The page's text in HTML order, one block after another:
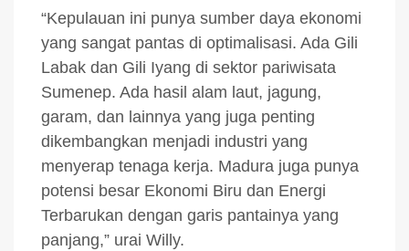
“Kepulauan ini punya sumber daya ekonomi
yang sangat pantas di optimalisasi. Ada Gili
Labak dan Gili Iyang di sektor pariwisata
Sumenep. Ada hasil alam laut, jagung,
garam, dan lainnya yang juga penting
dikembangkan menjadi industri yang
menyerap tenaga kerja. Madura juga punya
potensi besar Ekonomi Biru dan Energi
Terbarukan dengan garis pantainya yang
panjang,” urai Willy.